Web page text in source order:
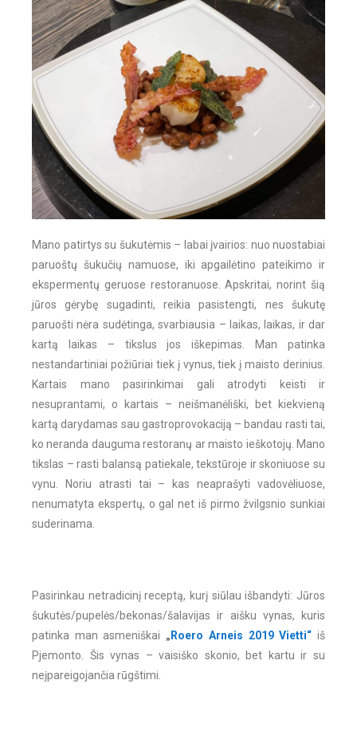
Mano patirtys su šukutėmis – labai įvairios: nuo nuostabiai
paruoštų šukučių namuose, iki apgailėtino pateikimo ir
ekspermentų geruose restoranuose. Apskritai, norint šią
jūros gėrybę sugadinti, reikia pasistengti, nes šukutę
paruošti nėra sudėtinga, svarbiausia – laikas, laikas, ir dar
kartą laikas – tikslus jos iškepimas. Man patinka
nestandartiniai požiūriai tiek į vynus, tiek į maisto derinius.
Kartais mano pasirinkimai gali atrodyti keisti ir
nesuprantami, o kartais – neišmanėliški, bet kiekvieną
kartą darydamas sau gastroprovokaciją – bandau rasti tai,
ko neranda dauguma restoranų ar maisto ieškotojų. Mano
tikslas – rasti balansą patiekale, tekstūroje ir skoniuose su
vynu. Noriu atrasti tai – kas neaprašyti vadovėliuose,
nenumatyta ekspertų, o gal net iš pirmo žvilgsnio sunkiai
suderinama.
Pasirinkau netradicinį receptą, kurį siūlau išbandyti: Jūros
šukutės/pupelės/bekonas/šalavijas ir aišku vynas, kuris
patinka man asmeniškai „ Roero Arneis 2019 Vietti“ iš
Pjemonto. Šis vynas – vaisiško skonio, bet kartu ir su
neįpareigojančia rūgštimi.